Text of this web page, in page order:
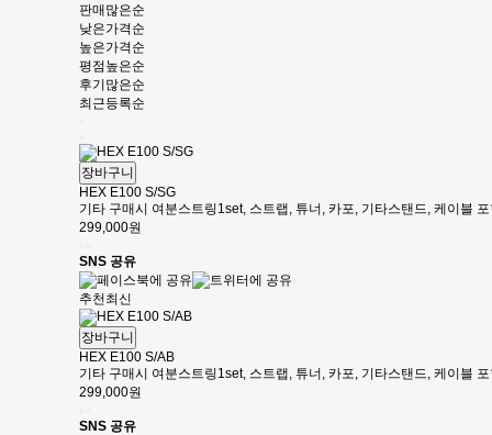
판매많은순
낮은가격순
높은가격순
평점높은순
후기많은순
최근등록순
장바구니
HEX E100 S/SG
기타 구매시 여분스트링1set, 스트랩, 튜너, 카포, 기타스탠드, 케이블
299,000원
SNS 공유
추천최신
장바구니
HEX E100 S/AB
기타 구매시 여분스트링1set, 스트랩, 튜너, 카포, 기타스탠드, 케이블
299,000원
SNS 공유